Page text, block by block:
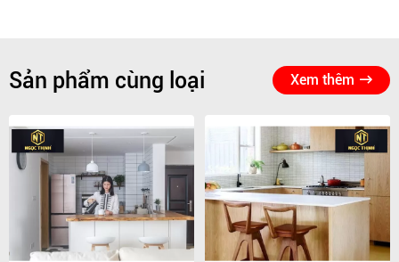
Sản phẩm cùng loại Xem thêm